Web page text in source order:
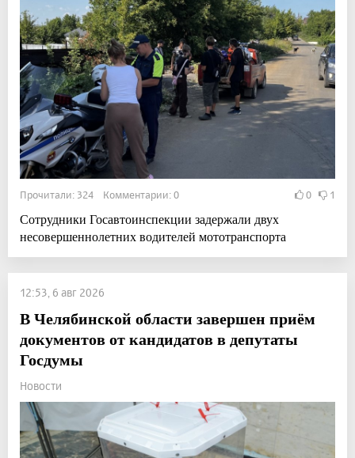
Прочитали: 324 Комментарии: 0 0 1
Сотрудники Госавтоинспекции задержали двух
несовершеннолетних водителей мототранспорта
12:53, 6 авг 2026
В Челябинской области завершен приём
документов от кандидатов в депутаты
Госдумы
Новости